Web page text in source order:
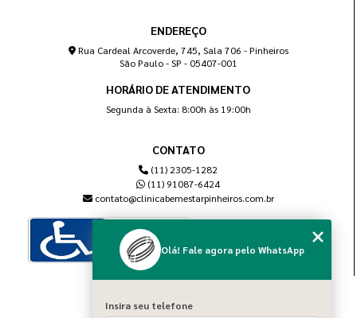
ENDEREÇO
Rua Cardeal Arcoverde, 745, Sala 706 - Pinheiros
São Paulo - SP - 05407-001
HORÁRIO DE ATENDIMENTO
Segunda à Sexta: 8:00h às 19:00h
CONTATO
(11) 2305-1282
(11) 91087-6424
contato@clinicabemestarpinheiros.com.br
Olá! Fale agora pelo WhatsApp
Insira seu telefone